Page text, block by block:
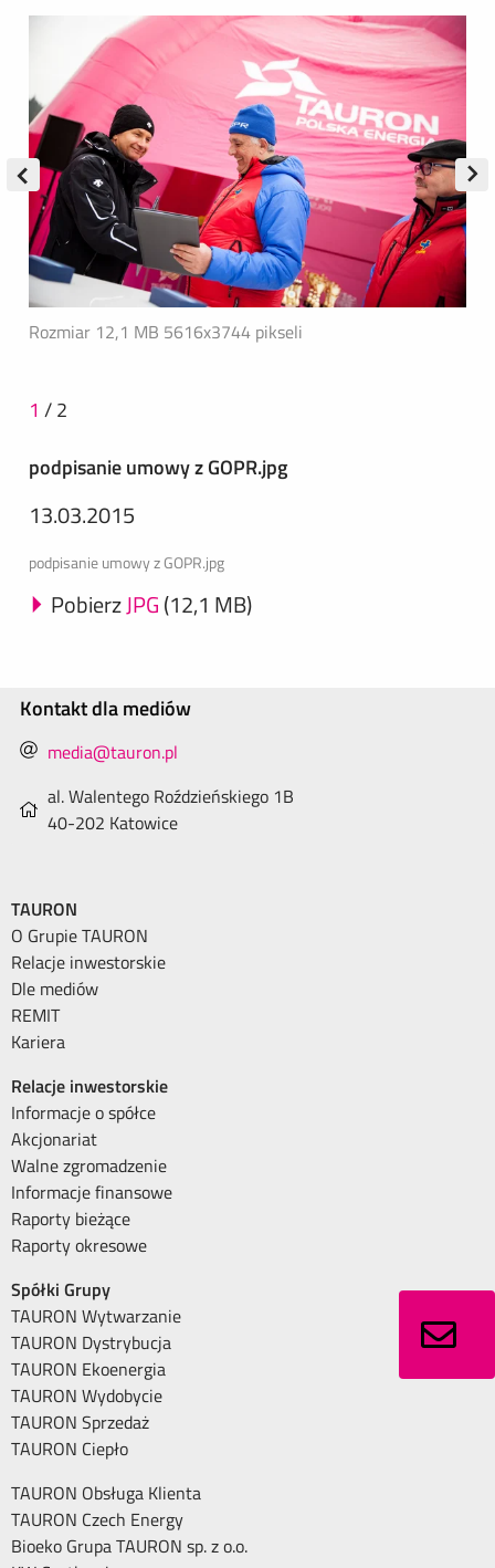
Rozmiar 12,1 MB 5616x3744 pikseli
1 /2
podpisanie umowy z GOPR.jpg
13.03.2015
podpisanie umowy z GOPR.jpg
PobierzJPG(12,1 MB)
Kontakt dla mediów
media@tauron.pl
al. Walentego Roździeńskiego 1B
40-202 Katowice
TAURON
O Grupie TAURON
Relacje inwestorskie
Dle mediów
REMIT
Kariera
Relacje inwestorskie
Informacje o spółce
Akcjonariat
Walne zgromadzenie
Informacje finansowe
Raporty bieżące
Raporty okresowe
Spółki Grupy
TAURON Wytwarzanie
TAURON Dystrybucja
TAURON Ekoenergia
TAURON Wydobycie
TAURON Sprzedaż
TAURON Ciepło
TAURON Obsługa Klienta
TAURON Czech Energy
Bioeko Grupa TAURON sp. z o.o.